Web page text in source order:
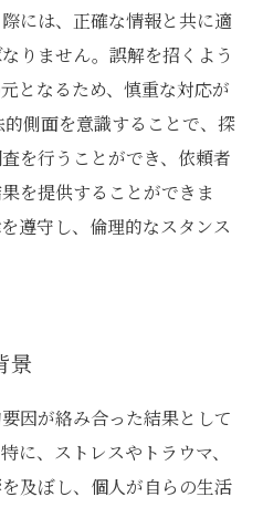
には、正確な情報と共に適
りません。誤解を招くよう
となるため、慎重な対応が
側面を意識することで、探
を行うことができ、依頼者
を提供することができま
遵守し、倫理的なスタンス
景
因が絡み合った結果として
に、ストレスやトラウマ、
及ぼし、個人が自らの生活